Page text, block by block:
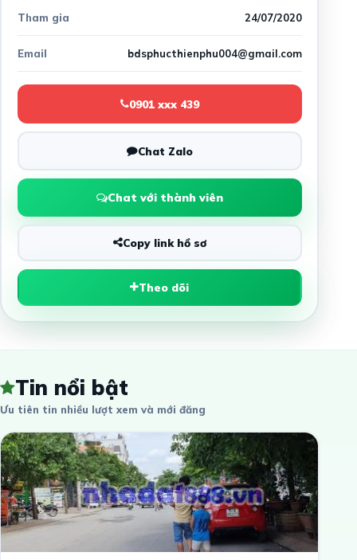
Tham gia 24/07/2020
Email bdsphucthienphu004@gmail.com
0901 xxx 439
Chat Zalo
Chat với thành viên
Copy link hồ sơ
Theo dõi
Tin nổi bật
Ưu tiên tin nhiều lượt xem và mới đăng